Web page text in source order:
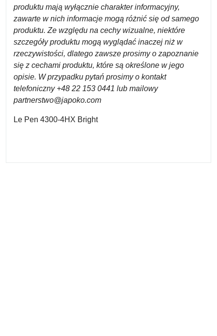
produktu mają wyłącznie charakter informacyjny,
zawarte w nich informacje mogą różnić się od samego
produktu. Ze względu na cechy wizualne, niektóre
szczegóły produktu mogą wyglądać inaczej niż w
rzeczywistości, dlatego zawsze prosimy o zapoznanie
się z cechami produktu, które są określone w jego
opisie. W przypadku pytań prosimy o kontakt
telefoniczny +48 22 153 0441 lub mailowy
partnerstwo@japoko.com
Le Pen 4300-4HX Bright